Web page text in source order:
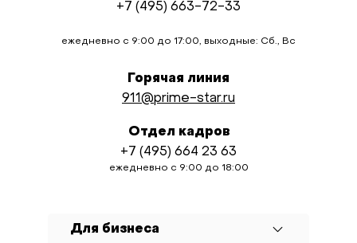
Для бизнеса
+7 (495) 663-72-33
ежедневно с 9:00 до 17:00, выходные: Сб., Вс
Горячая линия
911@prime-star.ru
Отдел кадров
+7 (495) 664 23 63
ежедневно с 9:00 до 18:00